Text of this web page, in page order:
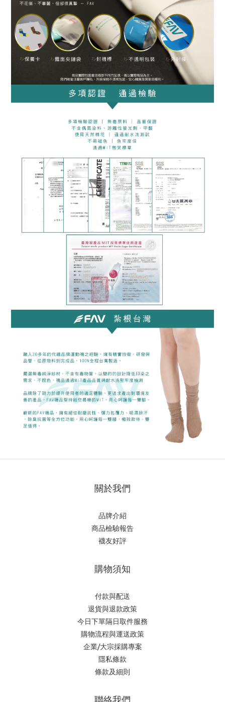
關於我們
品牌介紹
商品檢驗報告
襪友好評
購物須知
付款與配送
退貨與退款政策
今日下單隔日取件服務
購物流程與運送政策
企業/大宗採購專案
隱私條款
條款及細則
聯絡我們